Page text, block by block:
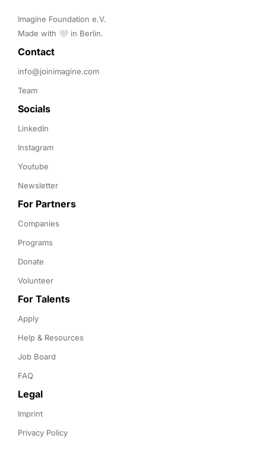
Imagine Foundation e.V.
Made with 🤍 in Berlin.
Contact
info@joinimagine.com
Team
Socials
LinkedIn
Instagram
Youtube
Newsletter
For Partners
Companies
Programs
Donate
Volunteer
For Talents
Apply
Help & Resources
Job Board
FAQ
Legal
Imprint
Privacy Policy